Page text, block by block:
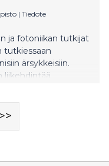
| Tiedote
ja fotoniikan tutkijat
ärsykkeisiin.
liikehdintää
ja
Löydös voi
>>